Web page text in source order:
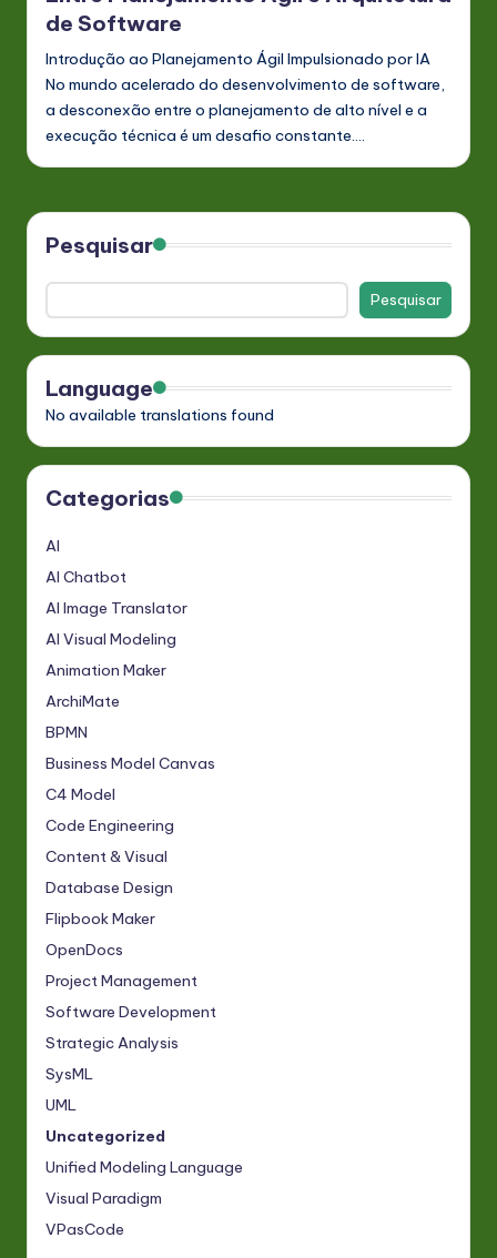
de Software
Introdução ao Planejamento Ágil Impulsionado por IA
No mundo acelerado do desenvolvimento de software,
a desconexão entre o planejamento de alto nível e a
execução técnica é um desafio constante.…
Pesquisar
Pesquisar
Language
No available translations found
Categorias
AI
AI Chatbot
AI Image Translator
AI Visual Modeling
Animation Maker
ArchiMate
BPMN
Business Model Canvas
C4 Model
Code Engineering
Content & Visual
Database Design
Flipbook Maker
OpenDocs
Project Management
Software Development
Strategic Analysis
SysML
UML
Uncategorized
Unified Modeling Language
Visual Paradigm
VPasCode